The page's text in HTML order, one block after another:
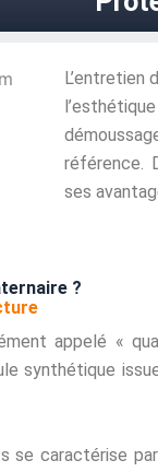
référence.
ses
?
appelé «
synthétique
se caractérise